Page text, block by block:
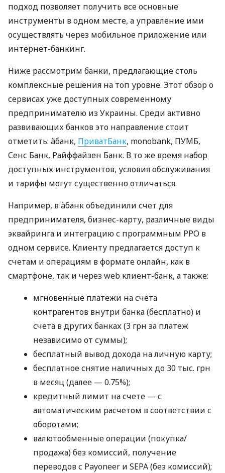
подход позволяет получить все основные
инструменты в одном месте, а управление ими
осуществлять через мобильное приложение или
интернет-банкинг.
Ниже рассмотрим банки, предлагающие столь
комплексные решения на топ уровне. Этот обзор о
сервисах уже доступных современному
предпринимателю из Украины. Среди активно
развивающих банков это направление стоит
отметить: àбанк, ПриватБанк, monobank, ПУМБ,
Сенс Банк, Райффайзен Банк. В то же время набор
доступных инструментов, условия обслуживания
и тарифы могут существенно отличаться.
Например, в àбанк объединили счет для
предпринимателя, бизнес-карту, различные виды
эквайринга и интеграцию с программным РРО в
одном сервисе. Клиенту предлагается доступ к
счетам и операциям в формате онлайн, как в
смартфоне, так и через web клиент-банк, а также:
мгновенные платежи на счета
контрагентов внутри банка (бесплатно) и
счета в других банках (3 грн за платеж
независимо от суммы);
бесплатный вывод дохода на личную карту;
бесплатное снятие наличных до 30 тыс. грн
в месяц (далее — 0.75%);
кредитный лимит на счете — с
автоматическим расчетом в соответствии с
оборотами;
валютообменные операции (покупка/
продажа) без комиссий, получение
переводов с Payoneer и SEPA (без комиссий);